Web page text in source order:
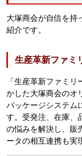
大塚商会が自信を持
紹介です。
生産革新ファミ
「生産革新ファミ
かした大塚商会のオ
パッケージシステム
す。受発注、在庫、
の悩みを解決し、販
ータの相互連携も実